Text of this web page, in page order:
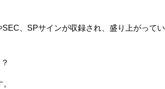
、SPサインが収録され、盛り上がってい